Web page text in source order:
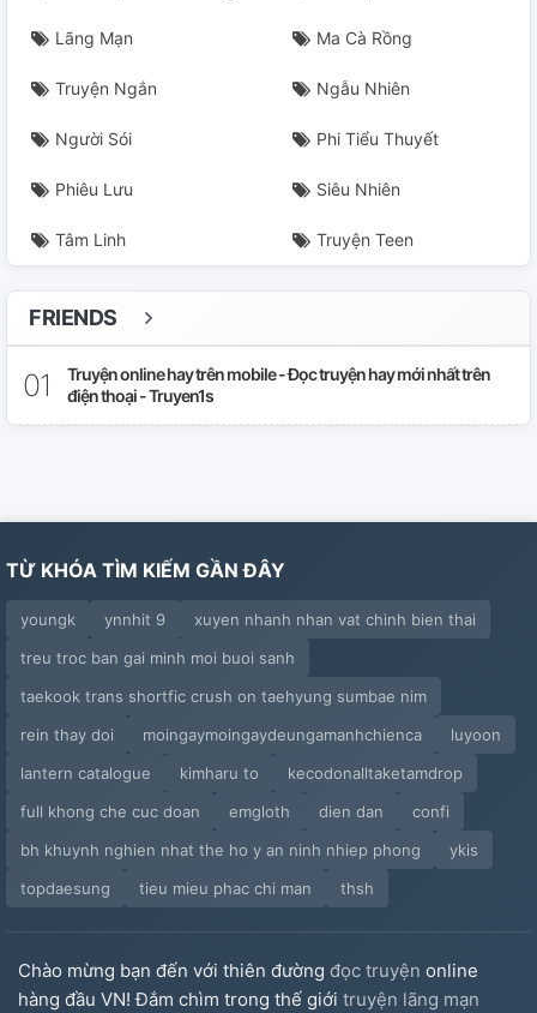
Lãng Mạn Ma Cà Rồng
Truyện Ngắn Ngẫu Nhiên
Người Sói Phi Tiểu Thuyết
Phiêu Lưu Siêu Nhiên
Tâm Linh Truyện Teen
FRIENDS
Truyện online hay trên mobile - Đọc truyện hay mới nhất trên
điện thoại - Truyen1s
TỪ KHÓA TÌM KIẾM GẦN ĐÂY
youngk ynnhit 9
xuyen nhanh nhan vat chinh bien thai
treu troc ban gai minh moi buoi sanh
taekook trans shortfic crush on taehyung sumbae nim
rein thay doi
moingaymoingaydeungamanhchienca
luyoon
lantern catalogue
kimharu to
kecodonalltaketamdrop
full khong che cuc doan
emgloth dien dan
confi
bh khuynh nghien nhat the ho y an ninh nhiep phong
ykis
topdaesung
tieu mieu phac chi man thsh
Chào mừng bạn đến với thiên đường đọc truyện online
hàng đầu VN! Đắm chìm trong thế giới truyện lãng mạn